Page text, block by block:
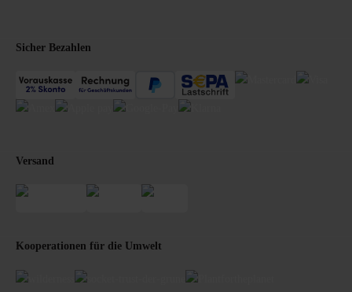
Sicher Bezahlen
Versand
Kooperationen für die Umwelt